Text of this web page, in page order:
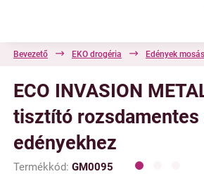
Bevezető EKO drogéria Edények
ECO INVASION
tisztító rozsdamentes
edényekhez
Termékkód: GM0095